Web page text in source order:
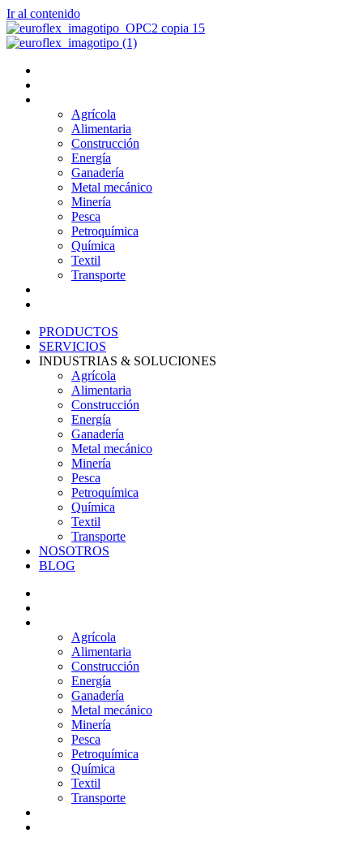
Ir al contenido
Agrícola
Alimentaria
Construcción
Energía
Ganadería
Metal mecánico
Minería
Pesca
Petroquímica
Química
Textil
Transporte
PRODUCTOS
SERVICIOS
INDUSTRIAS & SOLUCIONES
Agrícola
Alimentaria
Construcción
Energía
Ganadería
Metal mecánico
Minería
Pesca
Petroquímica
Química
Textil
Transporte
NOSOTROS
BLOG
Agrícola
Alimentaria
Construcción
Energía
Ganadería
Metal mecánico
Minería
Pesca
Petroquímica
Química
Textil
Transporte